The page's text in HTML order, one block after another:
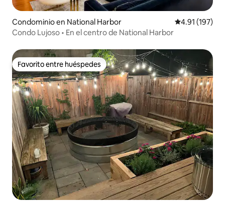
Condominio en National Harbor Calificación
4.91 (197)
Condo Lujoso • En el centro de National Harbor
Favorito entre huéspedes
Favorito entre huéspedes